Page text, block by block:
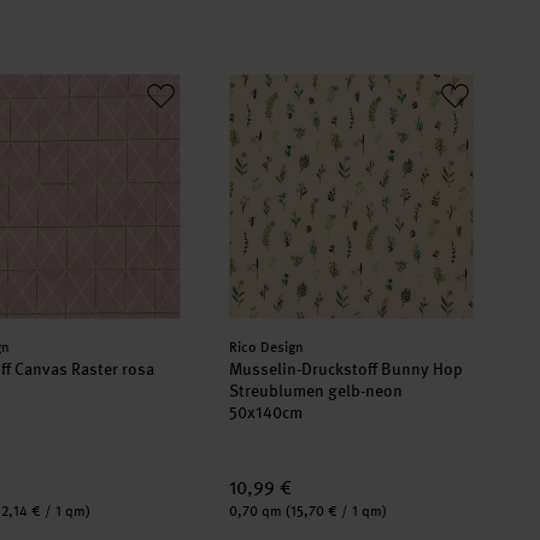
Canvas Raster rosa 140cm
Canvas Raster rosa
€ / 1 qm)
Musselin-Druckstoff Bunny Hop
Hersteller:
Rico Design
Musselin-Druckstoff Bunny Hop
Streublumen gelb-neon
50x140cm
10,99 €
Inhalt:
0,70 qm (15,70 € / 1 qm)